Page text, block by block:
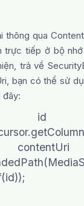
thông qua
trực tiếp ở bộ
trả về
bạn có thể sử
đây: